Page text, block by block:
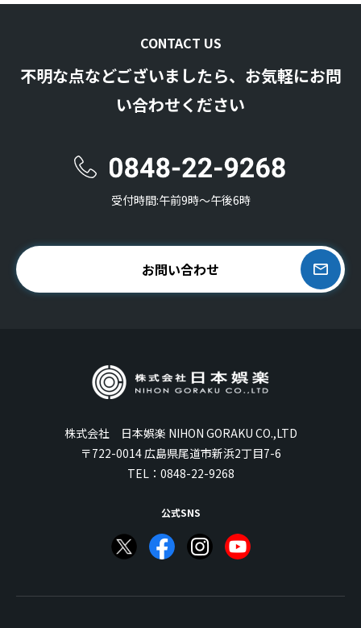
CONTACT US
不明な点などございましたら、お気軽にお問
い合わせください
受付時間:午前9時〜午後6時
お問い合わせ
株式会社 日本娯楽 NIHON GORAKU CO.,LTD
〒722-0014 広島県尾道市新浜2丁目7-6
TEL： 0848-22-9268
公式SNS